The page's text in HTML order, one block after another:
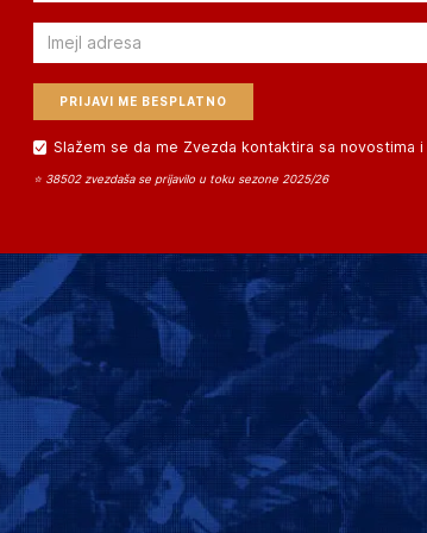
Email
Slažem se da me Zvezda kontaktira sa novostima i
⭐ 38502 zvezdaša se prijavilo u toku sezone 2025/26